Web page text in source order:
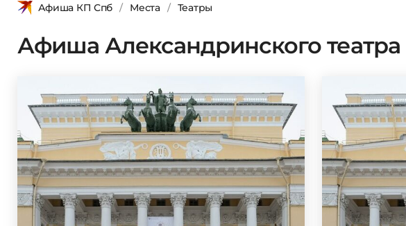
Афиша КП Спб Места Театры
Афиша Александринского театра